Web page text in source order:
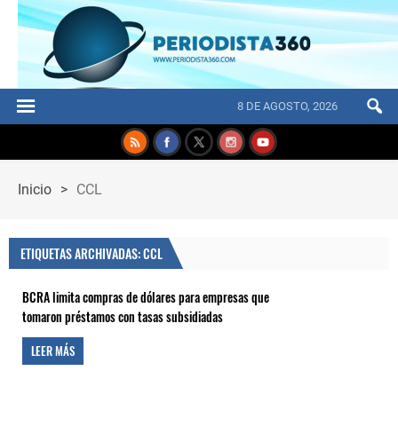
8 DE AGOSTO, 2026
Inicio > CCL
ETIQUETAS ARCHIVADAS: CCL
BCRA limita compras de dólares para empresas que
tomaron préstamos con tasas subsidiadas
LEER MÁS